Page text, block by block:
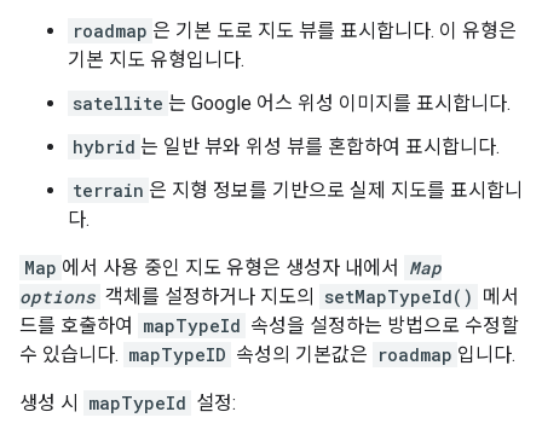
roadmap 은 기본 도로 지도 뷰를 표시합니다. 이 유형은
기본 지도 유형입니다.
satellite 는 Google 어스 위성 이미지를 표시합니다.
hybrid 는 일반 뷰와 위성 뷰를 혼합하여 표시합니다.
terrain 은 지형 정보를 기반으로 실제 지도를 표시합니
다.
Map 에서 사용 중인 지도 유형은 생성자 내에서
Map
options 객체를 설정하거나 지도의 setMapTypeId() 메서
드를 호출하여
mapTypeId 속성을 설정하는 방법으로 수정할
수 있습니다. mapTypeID 속성의 기본값은 roadmap 입니다.
생성 시 mapTypeId 설정: